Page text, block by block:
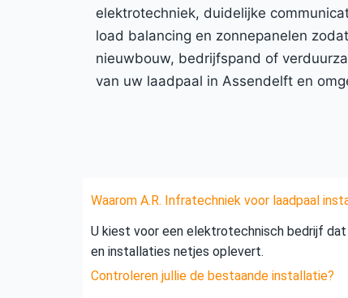
elektrotechniek, duidelijke
load balancing en zonnepanelen
nieuwbouw, bedrijfspand of
van uw laadpaal in Assendelft en
Waarom A.R. Infratechniek voor laadpaal
U kiest voor een elektrotechnisch bedrijf
en installaties netjes oplevert.
Controleren jullie de bestaande installatie?